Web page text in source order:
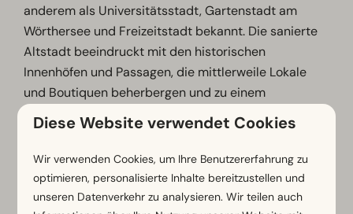
anderem als Universitätsstadt, Gartenstadt am
Wörthersee und Freizeitstadt bekannt. Die sanierte
Altstadt beeindruckt mit den historischen
Innenhöfen und Passagen, die mittlerweile Lokale
und Boutiquen beherbergen und zu einem
gemütlichen Stadtbummel einladen. Kulturell gibt es
hier auch viel zu erkunden: die Sehenswürdigkeit in
Klagenfurt ist der Lindwurmbrunnen und das
Denkmal des Herkules, der der Sage als Bezwinger
des Lindwurms gilt. Sehenswert sind auch die
Diese Website verwendet Cookies
Wir verwenden Cookies, um Ihre Benutzererfahrung zu
optimieren, personalisierte Inhalte bereitzustellen und
unseren Datenverkehr zu analysieren. Wir teilen auch